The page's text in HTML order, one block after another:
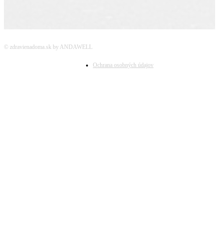
© zdravienadoma.sk by ANDAWELL
Ochrana osobných údajov